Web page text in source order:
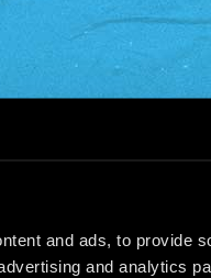
and ads, to provide
and analytics